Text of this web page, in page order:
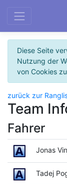
Diese Seite
Nutzung der
von Cookies
zurück zur
Team
Fahrer
Jonas
Tadej